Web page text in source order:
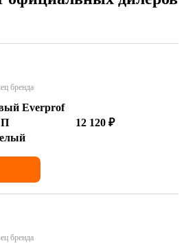
бренда
Everprof
12 120 ₽
бренда